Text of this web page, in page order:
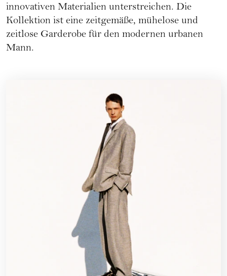
innovativen Materialien unterstreichen. Die
Kollektion ist eine zeitgemäße, mühelose und
zeitlose Garderobe für den modernen urbanen
Mann.